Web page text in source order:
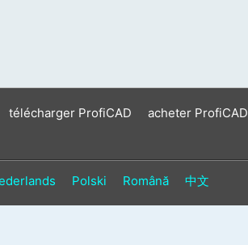
télécharger ProfiCAD acheter ProfiCAD
Polski Română 中文